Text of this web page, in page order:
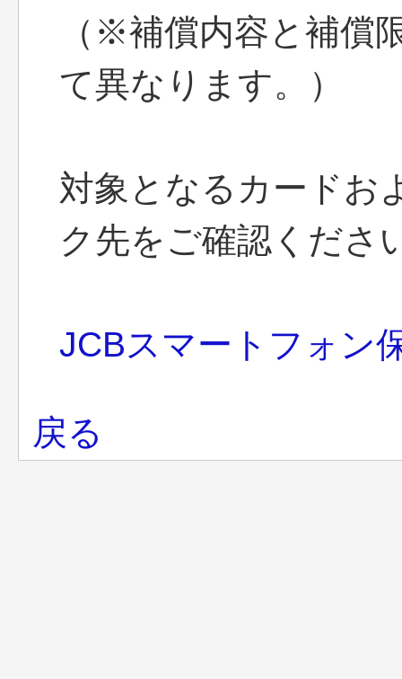
（※補償内容と補償
て異なります。）
対象となるカードお
ク先をご確認くださ
JCBスマートフォン
戻る